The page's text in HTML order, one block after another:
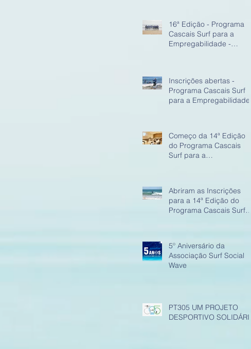
16ª Edição - Programa
Cascais Surf para a
Empregabilidade -
Inscrições abertas -
Programa Cascais Surf
para a Empregabilidade
Começo da 14ª Edição
do Programa Cascais
Surf para a
Abriram as Inscrições
para a 14ª Edição do
Programa Cascais Surf
5º Aniversário da
Associação Surf Social
Wave
PT305 UM PROJETO
DESPORTIVO SOLIDÁRIO